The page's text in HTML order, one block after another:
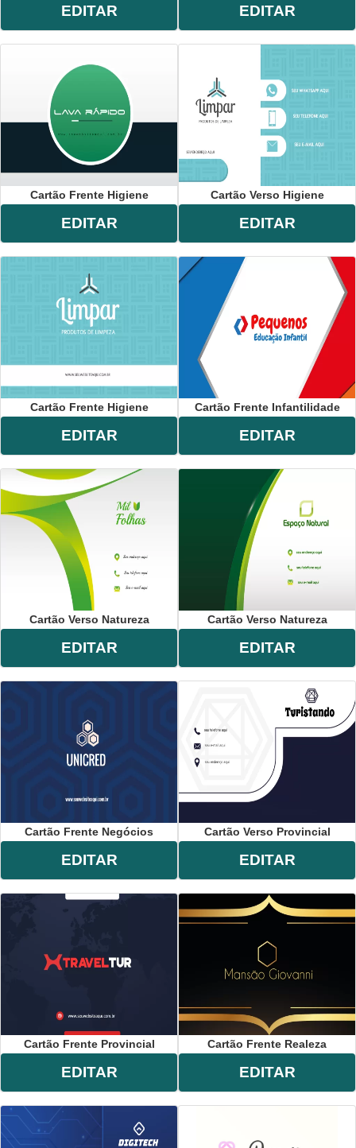
EDITAR EDITAR
Cartão Frente Higiene
EDITAR
Cartão Verso Higiene
EDITAR
Cartão Frente Higiene
EDITAR
Cartão Frente Infantilidade
EDITAR
Cartão Verso Natureza
EDITAR
Cartão Verso Natureza
EDITAR
Cartão Frente Negócios
EDITAR
Cartão Verso Provincial
EDITAR
Cartão Frente Provincial
EDITAR
Cartão Frente Realeza
EDITAR